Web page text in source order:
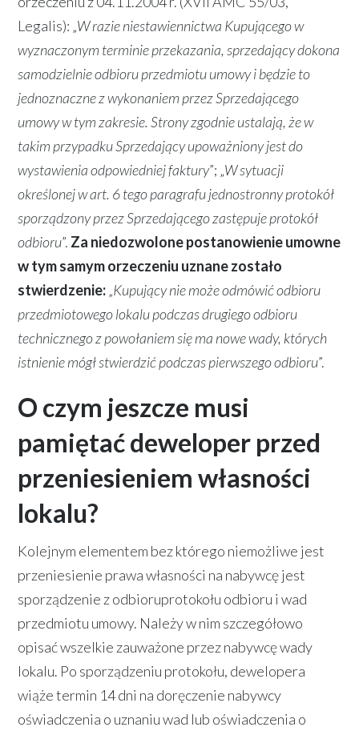
Legalis): „W razie niestawiennictwa Kupującego w
wyznaczonym terminie przekazania, sprzedający dokona
samodzielnie odbioru przedmiotu umowy i będzie to
jednoznaczne z wykonaniem przez Sprzedającego
umowy w tym zakresie. Strony zgodnie ustalają, że w
takim przypadku Sprzedający upoważniony jest do
wystawienia odpowiedniej faktury”; „W sytuacji
określonej w art. 6 tego paragrafu jednostronny protokół
sporządzony przez Sprzedającego zastępuje protokół
odbioru”. Za niedozwolone postanowienie umowne
w tym samym orzeczeniu uznane zostało
stwierdzenie: „Kupujący nie może odmówić odbioru
przedmiotowego lokalu podczas drugiego odbioru
technicznego z powołaniem się ma nowe wady, których
istnienie mógł stwierdzić podczas pierwszego odbioru”.
O czym jeszcze musi
pamiętać deweloper przed
przeniesieniem własności
lokalu?
Kolejnym elementem bez którego niemożliwe jest
przeniesienie prawa własności na nabywcę jest
sporządzenie z odbioruprotokołu odbioru i wad
przedmiotu umowy. Należy w nim szczegółowo
opisać wszelkie zauważone przez nabywcę wady
lokalu. Po sporządzeniu protokołu, dewelopera
wiąże termin 14 dni na doręczenie nabywcy
oświadczenia o uznaniu wad lub oświadczenia o